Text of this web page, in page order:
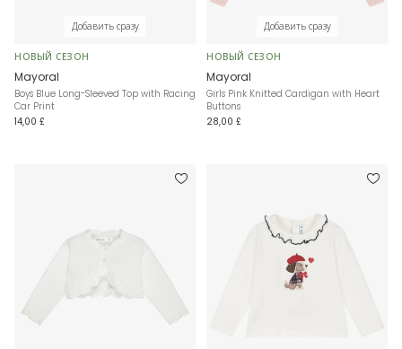
Добавить сразу
НОВЫЙ СЕЗОН
Mayoral
Boys Blue Long-Sleeved Top with Racing
Car Print
14,00 £
Добавить сразу
НОВЫЙ СЕЗОН
Mayoral
Girls Pink Knitted Cardigan with Heart
Buttons
28,00 £